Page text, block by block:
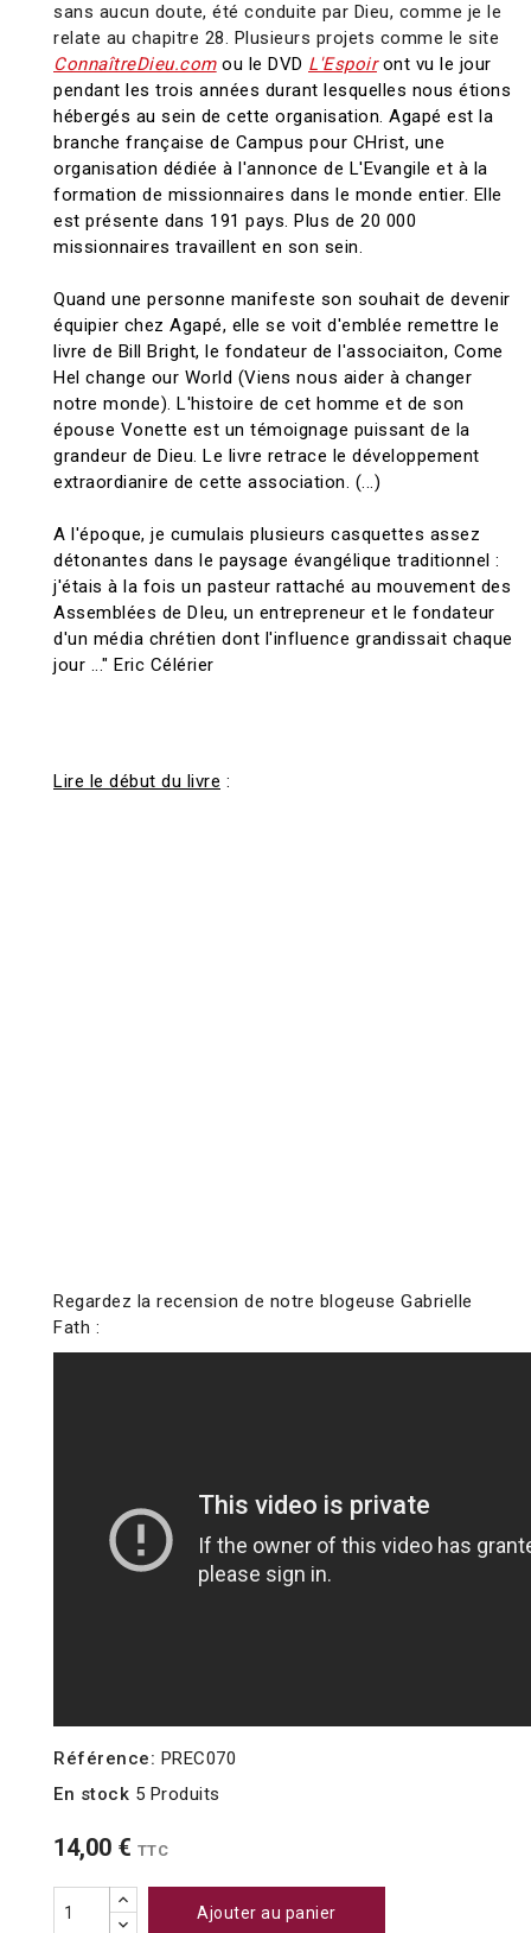
sans aucun doute, été conduite par Dieu, comme je le
relate au chapitre 28. Plusieurs projets comme le site
ConnaîtreDieu.com ou le DVD L'Espoiront vu le jour
pendant les trois années durant lesquelles nous étions
hébergés au sein de cette organisation. Agapé est la
branche française de Campus pour CHrist, une
organisation dédiée à l'annonce de L'Evangile et à la
formation de missionnaires dans le monde entier. Elle
est présente dans 191 pays. Plus de 20 000
missionnaires travaillent en son sein.
Quand une personne manifeste son souhait de devenir
équipier chez Agapé, elle se voit d'emblée remettre le
livre de Bill Bright, le fondateur de l'associaiton, Come
Hel change our World (Viens nous aider à changer
notre monde). L'histoire de cet homme et de son
épouse Vonette est un témoignage puissant de la
grandeur de Dieu. Le livre retrace le développement
extraordianire de cette association. (...)
A l'époque, je cumulais plusieurs casquettes assez
détonantes dans le paysage évangélique traditionnel :
j'étais à la fois un pasteur rattaché au mouvement des
Assemblées de DIeu, un entrepreneur et le fondateur
d'un média chrétien dont l'influence grandissait chaque
jour ..." Eric Célérier
Lire le début du livre :
Regardez la recension de notre blogeuse Gabrielle
Fath :
Référence: PREC070
En stock 5 Produits
14,00 € TTC
Ajouter au panier